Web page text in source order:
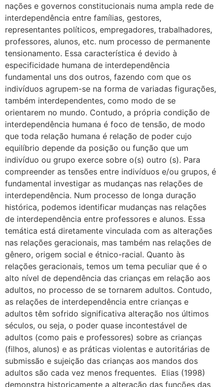
nações e governos constitucionais numa ampla rede de
interdependência entre famílias, gestores,
representantes políticos, empregadores, trabalhadores,
professores, alunos, etc. num processo de permanente
tensionamento. Essa característica é devido à
especificidade humana de interdependência
fundamental uns dos outros, fazendo com que os
indivíduos agrupem-se na forma de variadas figurações,
também interdependentes, como modo de se
orientarem no mundo. Contudo, a própria condição de
interdependência humana é foco de tensão, de modo
que toda relação humana é relação de poder cujo
equilíbrio depende da posição ou função que um
indivíduo ou grupo exerce sobre o(s) outro (s). Para
compreender as tensões entre indivíduos e/ou grupos, é
fundamental investigar as mudanças nas relações de
interdependência. Num processo de longa duração
histórica, podemos identificar mudanças nas relações
de interdependência entre professores e alunos. Essa
temática está diretamente vinculada com as alterações
nas relações geracionais, mas também nas relações de
gênero, origem social e étnico-racial. Quanto às
relações geracionais, temos um tema peculiar que é o
alto nível de dependência das crianças em relação aos
adultos, no processo de se tornarem adultos. Contudo,
as relações de interdependência entre crianças e
adultos têm sofrido significativa alteração nos últimos
séculos, ou seja, o poder quase incontestável de
adultos (como pais e professores) sobre as crianças
(filhos, alunos) e as práticas violentas e autoritárias de
submissão e sujeição das crianças aos mandos dos
adultos são cada vez menos frequentes. Elias (1998)
demonstra historicamente a alteração das funções das